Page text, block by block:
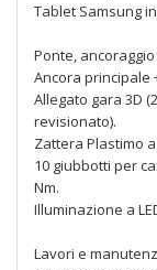
Tablet Samsung
Ponte,
Ancora principale
Allegato gara 3D
revisionato).
Zattera Plastimo
10 giubbotti per
Nm.
Illuminazione a
Lavori e